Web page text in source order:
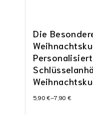
Die
5,90 €–7,90 €